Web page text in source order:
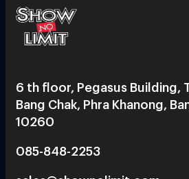
6 th floor, Pegasus Building,
Bang Chak, Phra Khanong,
10260
085-848-2253